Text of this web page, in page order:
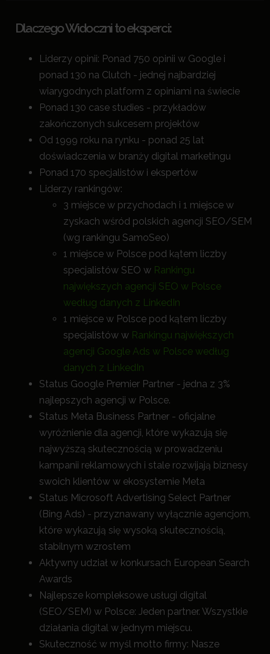
Dlaczego Widoczni to eksperci:
Liderzy opinii: Ponad 750 opinii w Google i
ponad 130 na Clutch - jednej najbardziej
wiarygodnych platform z opiniami na świecie
Ponad 130 case studies - przykładów
zakończonych sukcesem projektów
Od 1999 roku na rynku - ponad 25 lat
doświadczenia w branży digital marketingu
Ponad 170 specjalistów i ekspertów
Liderzy rankingów:
3 miejsce w przychodach i 1 miejsce w
zyskach wśród polskich agencji SEO/SEM
(wg rankingu SamoSeo)
1 miejsce w Polsce pod kątem liczby
specjalistów SEO w Rankingu
największych agencji SEO w Polsce
według danych z LinkedIn
1 miejsce w Polsce pod kątem liczby
specjalistów w Rankingu największych
agencji Google Ads w Polsce według
danych z LinkedIn
Status Google Premier Partner - jedna z 3%
najlepszych agencji w Polsce.
Status Meta Business Partner - oficjalne
wyróżnienie dla agencji, które wykazują się
najwyższą skutecznością w prowadzeniu
kampanii reklamowych i stale rozwijają biznesy
swoich klientów w ekosystemie Meta
Status Microsoft Advertising Select Partner
(Bing Ads) - przyznawany wyłącznie agencjom,
które wykazują się wysoką skutecznością,
stabilnym wzrostem
Aktywny udział w konkursach European Search
Awards
Najlepsze kompleksowe usługi digital
(SEO/SEM) w Polsce: Jeden partner. Wszystkie
działania digital w jednym miejscu.
Skuteczność w myśl motto firmy: Nasze